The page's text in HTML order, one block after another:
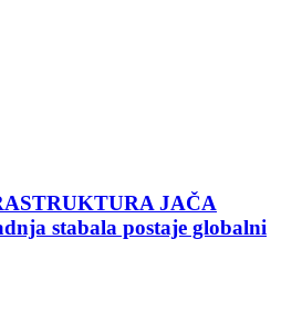
JAČA
stabala postaje globalni